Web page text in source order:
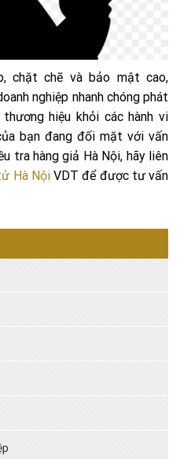
chặt chẽ và bảo mật cao,
nghiệp nhanh chóng phát
hiệu khỏi các hành vi
bạn đang đối mặt với vấn
tra hàng giả Hà Nội, hãy liên
Hà NộiVDT để được tư vấn